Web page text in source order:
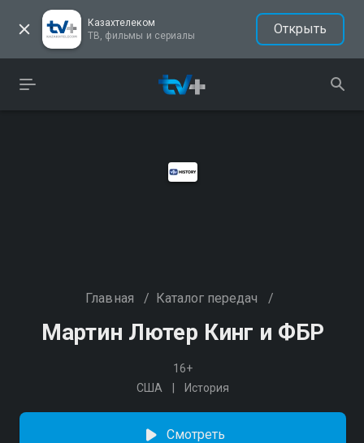
Казахтелеком
ТВ, фильмы и сериалы
Открыть
Главная / Каталог передач /
Мартин Лютер Кинг и ФБР
16+
США
История
Смотреть